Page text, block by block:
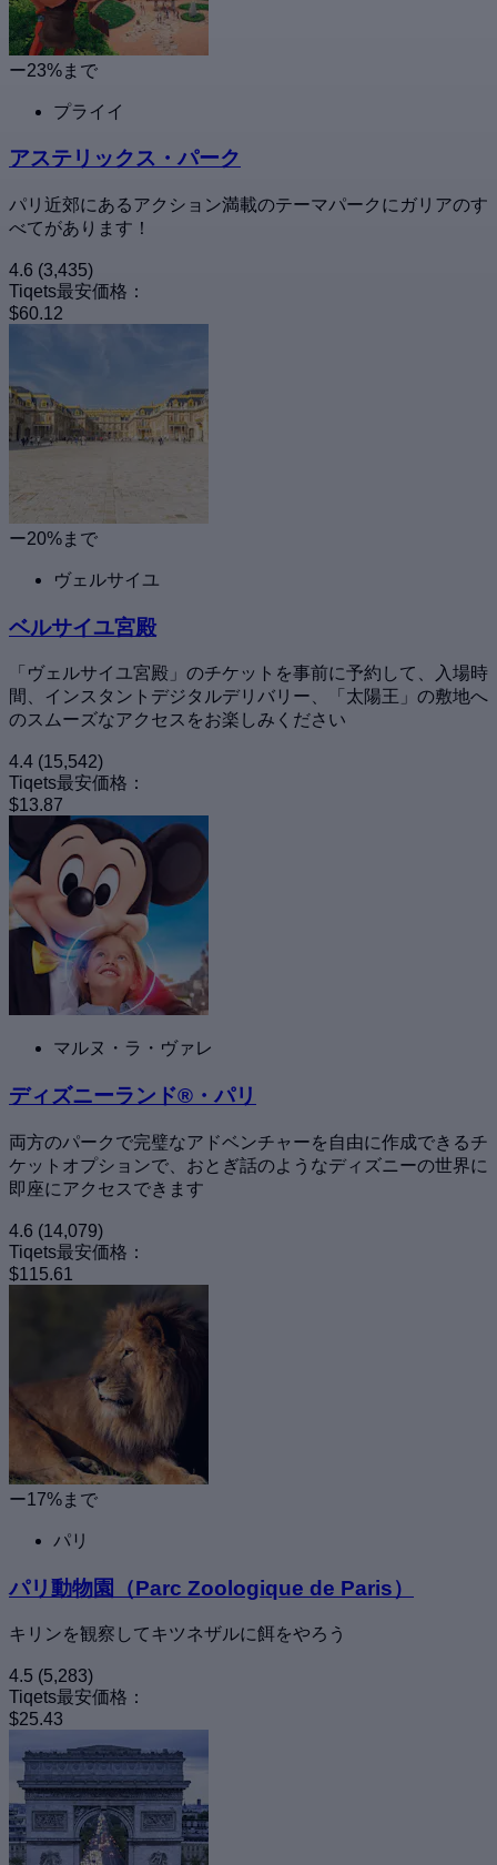
ー23%まで
プライイ
アステリックス・パーク
パリ近郊にあるアクション満載のテーマパークにガリアのす
べてがあります！
4.6 (3,435)
Tiqets最安価格：
$60.12
ー20%まで
ヴェルサイユ
ベルサイユ宮殿
「ヴェルサイユ宮殿」のチケットを事前に予約して、入場時
間、インスタントデジタルデリバリー、「太陽王」の敷地へ
のスムーズなアクセスをお楽しみください
4.4 (15,542)
Tiqets最安価格：
$13.87
マルヌ・ラ・ヴァレ
ディズニーランド®・パリ
両方のパークで完璧なアドベンチャーを自由に作成できるチ
ケットオプションで、おとぎ話のようなディズニーの世界に
即座にアクセスできます
4.6 (14,079)
Tiqets最安価格：
$115.61
ー17%まで
パリ
パリ動物園（Parc Zoologique de Paris）
キリンを観察してキツネザルに餌をやろう
4.5 (5,283)
Tiqets最安価格：
$25.43